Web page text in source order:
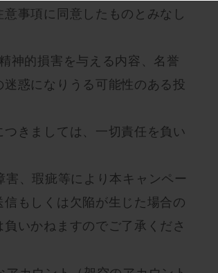
事項に同意したものとみなし
神的損害を与える内容、名誉
惑になりうる可能性のある投
きましては、一切責任を負い
、瑕疵等により本キャンペー
もしくは欠陥が生じた場合の
いかねますのでご了承くださ